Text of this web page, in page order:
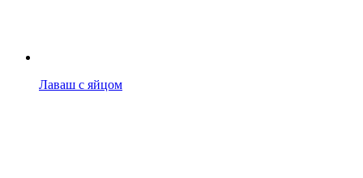
Лаваш с яйцом